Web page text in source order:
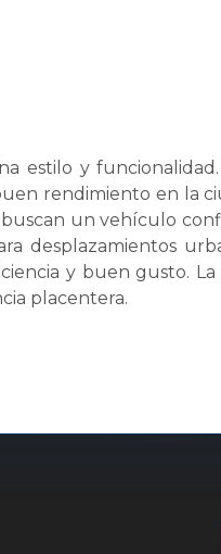
estilo y
rendimiento en la
un vehículo
desplazamientos
y buen gusto.
placentera.